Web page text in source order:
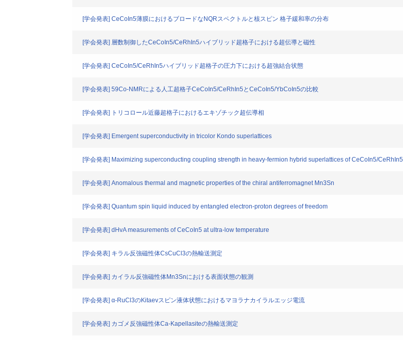
[学会発表] CeCoIn5薄膜におけるブロードなNQRスペクトルと核スピン 格子緩和率の分布
[学会発表] 層数制御したCeCoIn5/CeRhIn5ハイブリッド超格子における超伝導と磁性
[学会発表] CeCoIn5/CeRhIn5ハイブリッド超格子の圧力下における超強結合状態
[学会発表] 59Co-NMRによる人工超格子CeCoIn5/CeRhIn5とCeCoIn5/YbCoIn5の比較
[学会発表] トリコロール近藤超格子におけるエキゾチック超伝導相
[学会発表] Emergent superconductivity in tricolor Kondo superlattices
[学会発表] Maximizing superconducting coupling strength in heavy-fermion hybrid superlattices of CeCoIn5/CeRhIn5
[学会発表] Anomalous thermal and magnetic properties of the chiral antiferromagnet Mn3Sn
[学会発表] Quantum spin liquid induced by entangled electron-proton degrees of freedom
[学会発表] dHvA measurements of CeCoIn5 at ultra-low temperature
[学会発表] キラル反強磁性体CsCuCl3の熱輸送測定
[学会発表] カイラル反強磁性体Mn3Snにおける表面状態の観測
[学会発表] α-RuCl3のKitaevスピン液体状態におけるマヨラナカイラルエッジ電流
[学会発表] カゴメ反強磁性体Ca-Kapellasiteの熱輸送測定